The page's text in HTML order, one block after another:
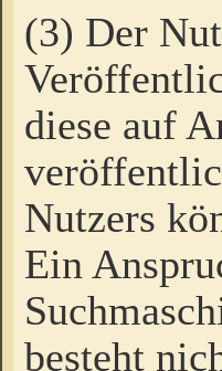
(3) Der
diese auf
Nutzers
Ein
besteht